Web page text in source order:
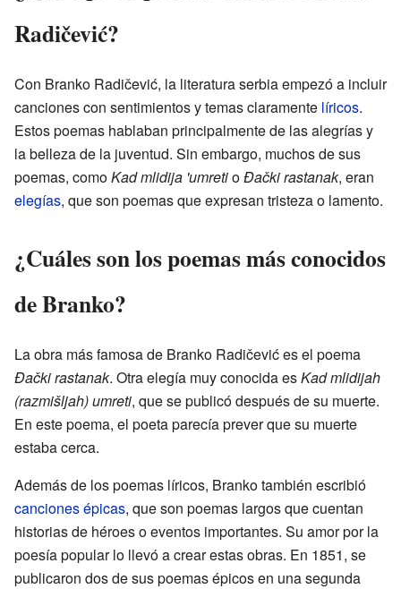
Radičević?
Con Branko Radičević, la literatura serbia empezó a incluir
canciones con sentimientos y temas claramente líricos.
Estos poemas hablaban principalmente de las alegrías y
la belleza de la juventud. Sin embargo, muchos de sus
poemas, comoKad mlidija 'umretioĐački rastanak, eran
elegías, que son poemas que expresan tristeza o lamento.
¿Cuáles son los poemas más conocidos
de Branko?
La obra más famosa de Branko Radičević es el poema
Đački rastanak. Otra elegía muy conocida esKad mlidijah
(razmišljah) umreti, que se publicó después de su muerte.
En este poema, el poeta parecía prever que su muerte
estaba cerca.
Además de los poemas líricos, Branko también escribió
canciones épicas, que son poemas largos que cuentan
historias de héroes o eventos importantes. Su amor por la
poesía popular lo llevó a crear estas obras. En 1851, se
publicaron dos de sus poemas épicos en una segunda